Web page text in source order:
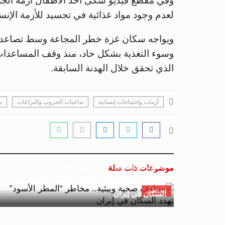
لعدم وجود مواد غذائية في تجسيد للأزمة
ويواجه سكان غزة خطر المجاعة وسط تصاعد
الذي تحقق خلال الهدنة السابقة.
أزمات واحتياجات إنسانية تداعيات الحروب والنزاعات
موضوعات ذات صلة
اتجاهات
عاطف عبد المولى
السكان في إيران